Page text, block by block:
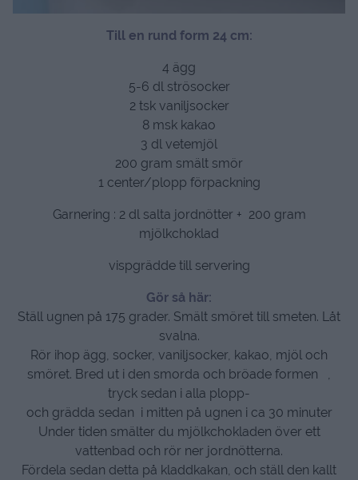
Till en rund form 24 cm:
4 ägg
5-6 dl strösocker
2 tsk vaniljsocker
8 msk kakao
3 dl vetemjöl
200 gram smält smör
1 center/plopp förpackning
Garnering : 2 dl salta jordnötter + 200 gram
mjölkchoklad
vispgrädde till servering
Gör så här:
Ställ ugnen på 175 grader. Smält smöret till smeten. Låt
svalna.
Rör ihop ägg, socker, vaniljsocker, kakao, mjöl och
smöret. Bred ut i den smorda och bröade formen ,
tryck sedan i alla plopp-
och grädda sedan i mitten på ugnen i ca 30 minuter
Under tiden smälter du mjölkchokladen över ett
vattenbad och rör ner jordnötterna.
Fördela sedan detta på kladdkakan, och ställ den kallt